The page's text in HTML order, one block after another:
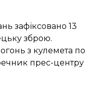
зафіксовано 13
зброю.
з кулемета по
прес-центру